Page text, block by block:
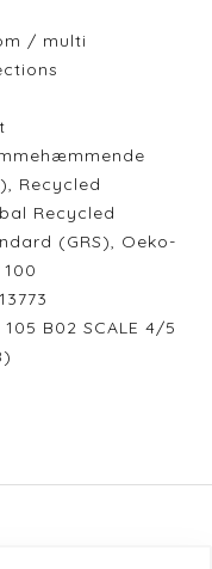
/ multi
Recycled
Recycled
(GRS), Oeko-
100
105 B02 SCALE 4/5